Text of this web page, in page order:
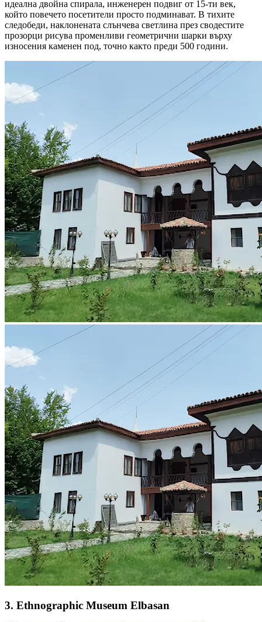
идеална двойна спирала, инженерен подвиг от 15-ти век,
който повечето посетители просто подминават. В тихите
следобеди, наклонената слънчева светлина през сводестите
прозорци рисува променливи геометрични шарки върху
износения каменен под, точно както преди 500 години.
3. Ethnographic Museum Elbasan